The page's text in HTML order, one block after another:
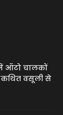
ऑटो चालकों
कथित वसूली से